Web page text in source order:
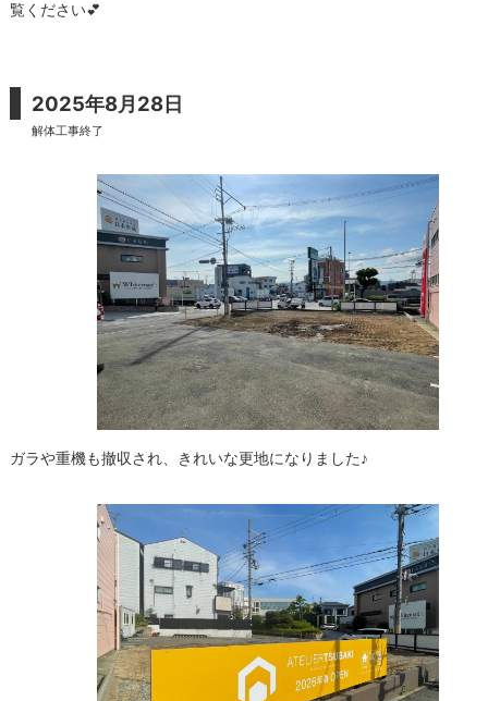
覧ください💕
2025年8月28日
解体工事終了
ガラや重機も撤収され、きれいな更地になりました♪